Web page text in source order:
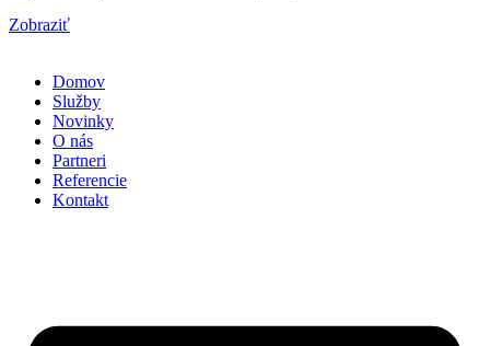
Zobraziť
Domov
Služby
Novinky
O nás
Partneri
Referencie
Kontakt